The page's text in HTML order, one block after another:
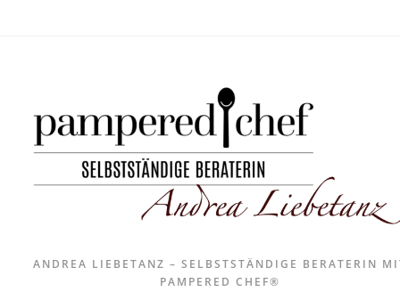
ANDREA LIEBETANZ – SELBSTSTÄNDIGE BERATERIN
PAMPERED CHEF®